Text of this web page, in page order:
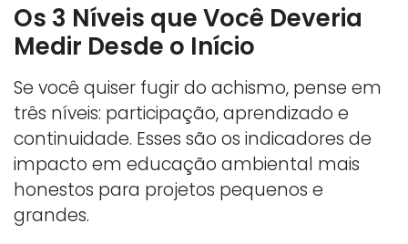
Os 3 Níveis que Você Deveria
Medir Desde o Início
Se você quiser fugir do achismo, pense em
três níveis: participação, aprendizado e
continuidade. Esses são os indicadores de
impacto em educação ambiental mais
honestos para projetos pequenos e
grandes.